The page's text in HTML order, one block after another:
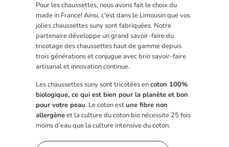
Pour les chaussettes, nous avons fait le choix du
made in France! Ainsi, c'est dans le Limousin que vos
jolies chaussettes suny sont fabriquées. Notre
partenaire développe un grand savoir-faire du
tricotage des chaussettes haut de gamme depuis
trois générations et conjugue avec brio savoir-faire
artisanal et innovation continue.
Les chaussettes suny sont tricotées encoton 100%
biologique, ce qui est bien pour la planète et bon
pour votre peau. Le coton estune fibre non
allergèneet la culture du coton bio nécessite 25 fois
moins d’eau que la culture intensive du coton.